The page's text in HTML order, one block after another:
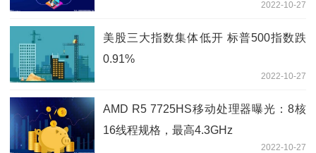
2022-10-27
美股三大指数集体低开 标普500指数跌
0.91%
2022-10-27
AMD R5 7725HS移动处理器曝光：8核
16线程规格，最高4.3GHz
2022-10-27